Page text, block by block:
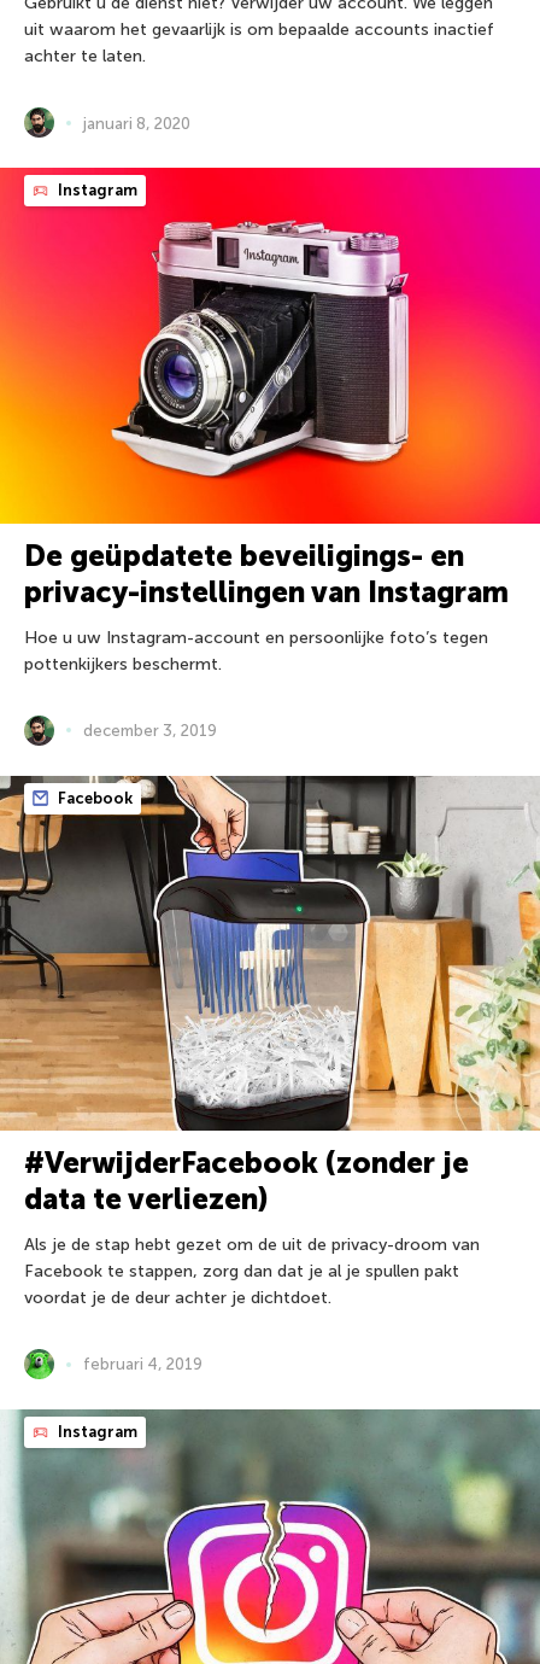
uit waarom het gevaarlijk is om bepaalde accounts inactief
achter te laten.
januari 8, 2020
Instagram
De geüpdatete beveiligings- en
privacy-instellingen van Instagram
Hoe u uw Instagram-account en persoonlijke foto’s tegen
pottenkijkers beschermt.
december 3, 2019
Facebook
#VerwijderFacebook (zonder je
data te verliezen)
Als je de stap hebt gezet om de uit de privacy-droom van
Facebook te stappen, zorg dan dat je al je spullen pakt
voordat je de deur achter je dichtdoet.
februari 4, 2019
Instagram